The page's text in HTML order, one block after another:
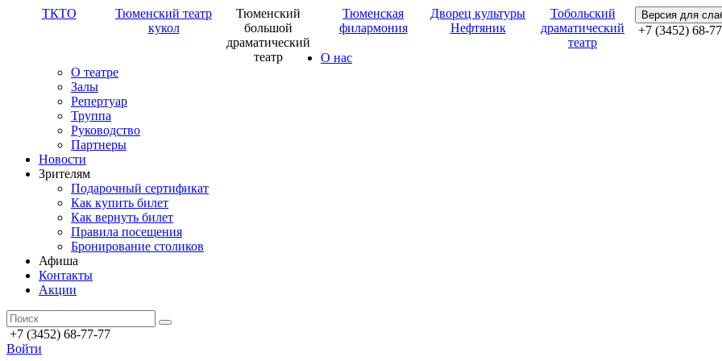
ТКТО
Тюменский театр
кукол
Тюменский
большой
драматический
театр
Тюменская
филармония
Дворец культуры
Нефтяник
Тобольский
драматический
театр
Версия для
+7 (3452) 68-
О нас
О театре
Залы
Репертуар
Труппа
Руководство
Партнеры
Новости
Зрителям
Подарочный сертификат
Как купить билет
Как вернуть билет
Правила посещения
Бронирование столиков
Афиша
Контакты
Акции
+7 (3452) 68-77-77
Войти